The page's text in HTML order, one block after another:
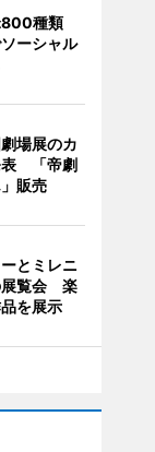
800種類
ーシャル
場展のカ
表 「帝劇
販売
とミレニ
展覧会 楽
を展示